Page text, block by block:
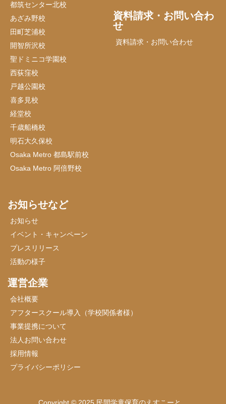
都筑センター北校
あざみ野校
田町芝浦校
開智所沢校
聖ドミニコ学園校
西荻窪校
戸越公園校
喜多見校
経堂校
千歳船橋校
明石大久保校
Osaka Metro 都島駅前校
Osaka Metro 阿倍野校
資料請求・お問い合わ
せ
資料請求・お問い合わせ
お知らせなど
お知らせ
イベント・キャンペーン
プレスリリース
活動の様子
運営企業
会社概要
アフタースクール導入（学校関係者様）
事業提携について
法人お問い合わせ
採用情報
プライバシーポリシー